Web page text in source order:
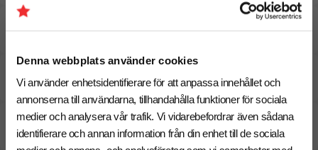
Denna webbplats använder cookies
Vi använder enhetsidentifierare för att anpassa innehållet och
annonserna till användarna, tillhandahålla funktioner för sociala
medier och analysera vår trafik. Vi vidarebefordrar även sådana
identifierare och annan information från din enhet till de sociala
Tryckmetoder
Pristabell
CO₂e -avtryck